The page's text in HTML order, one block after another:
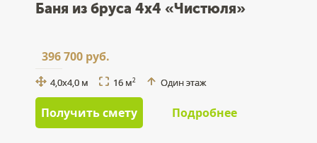
Баня из бруса 4x4 «Чистюля»
396 700 руб.
4,0x4,0 м 16 м2 Один этаж
Получить смету Подробнее